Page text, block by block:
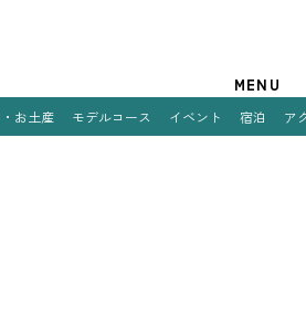
お土産 モデルコース イベント 宿泊 ア
MENU